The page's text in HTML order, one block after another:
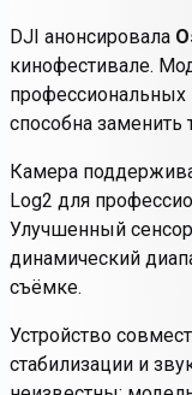
DJI анонсировала
кинофестивале.
способна заменить
Камера
Log2 для
Улучшенный
динамический
съёмке.
Устройство
стабилизации и